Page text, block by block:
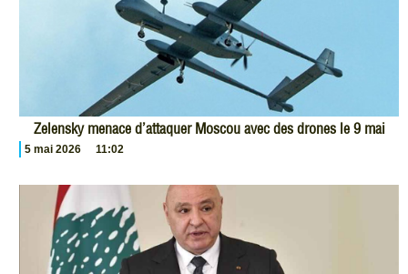
Zelensky menace d’attaquer Moscou avec des drones le 9 mai
5 mai 2026 11:02